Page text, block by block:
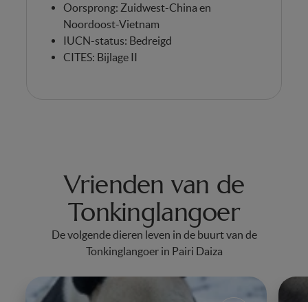
Oorsprong: Zuidwest-China en
Noordoost-Vietnam
IUCN-status: Bedreigd
CITES: Bijlage II
Vrienden van de
Tonkinglangoer
De volgende dieren leven in de buurt van de
Tonkinglangoer in Pairi Daiza